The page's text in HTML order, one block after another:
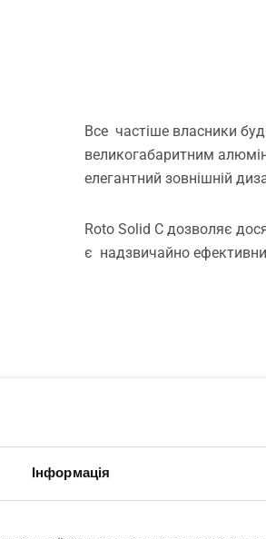
Інформація
Все частіше власники
великогабаритним
елегантний зовнішній
Roto Solid C дозволяє
є надзвичайно